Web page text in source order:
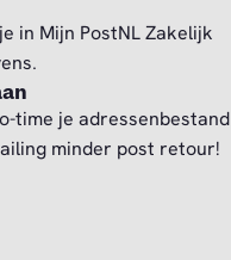
in Mijn PostNL Zakelijk
time je adressenbestand
minder post retour!